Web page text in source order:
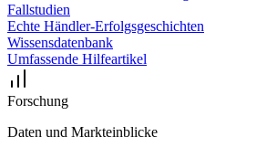
Fallstudien
Echte Händler-Erfolgsgeschichten
Wissensdatenbank
Umfassende Hilfeartikel
Forschung
Daten und Markteinblicke